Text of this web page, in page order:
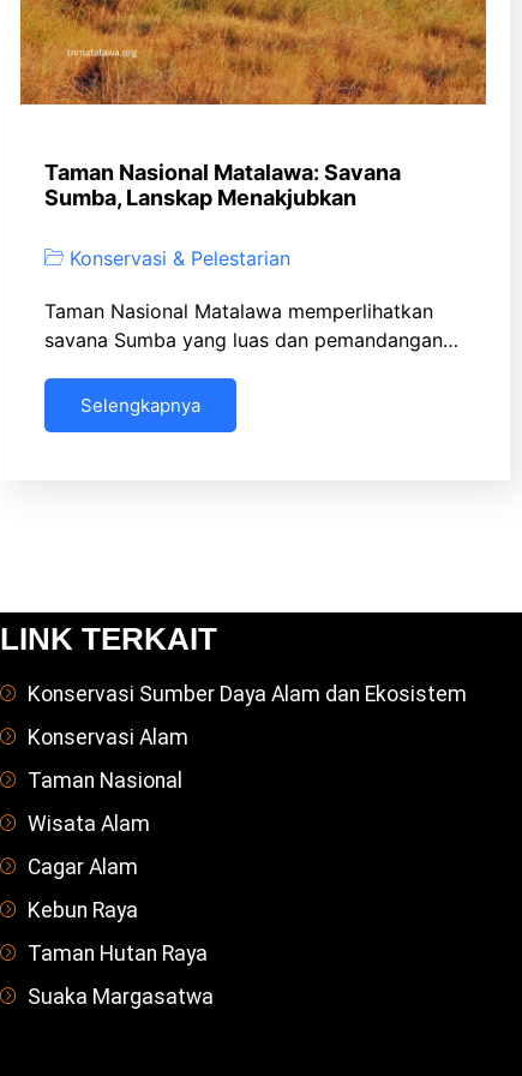
Taman Nasional Matalawa: Savana
Sumba, Lanskap Menakjubkan
Konservasi & Pelestarian
Taman Nasional Matalawa memperlihatkan
savana Sumba yang luas dan pemandangan…
Selengkapnya
LINK TERKAIT
Konservasi Sumber Daya Alam dan Ekosistem
Konservasi Alam
Taman Nasional
Wisata Alam
Cagar Alam
Kebun Raya
Taman Hutan Raya
Suaka Margasatwa